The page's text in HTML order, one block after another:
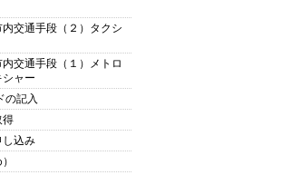
交通手段（２）タクシ
交通手段（１）メトロ
ャー
の記入
得
し込み